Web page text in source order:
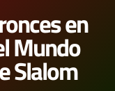
en
Mundo
Slalom